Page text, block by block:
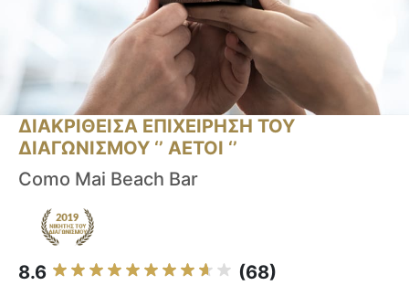
ΔΙΑΚΡΙΘΕΙΣΑ ΕΠΙΧΕΙΡΗΣΗ ΤΟΥ
ΔΙΑΓΩΝΙΣΜΟΥ ‘’ ΑΕΤΟΙ ‘’
Como Mai Beach Bar
8.6 (68)